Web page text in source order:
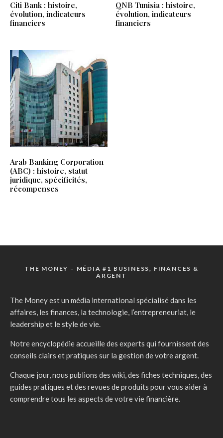
Citi Bank : histoire,
évolution, indicateurs
financiers
QNB Tunisia : histoire,
évolution, indicateurs
financiers
Arab Banking Corporation
(ABC) : histoire, statut
juridique, spécificités,
récompenses
THE MONEY – MÉDIA #1 BUSINESS, FINANCES &
ARGENT
The Money est un média international spécialisé dans les
affaires, les finances, la technologie, l’entrepreneuriat, le
leadership et le style de vie.
Notre encyclopédie accueille des experts qui fournissent des
conseils clairs et pratiques sur la gestion de votre argent.
Chaque jour, nous publions des wiki, des fiches techniques, des
guides pratiques et des revues de produits pour vous aider à
comprendre tous les aspects de votre vie financière.